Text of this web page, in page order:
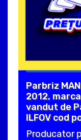
Parbriz
2012,
vandut de
ILFOV cod
Producator